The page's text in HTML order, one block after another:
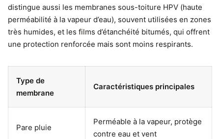
distingue aussi les membranes sous-toiture HPV (haute
perméabilité à la vapeur d’eau), souvent utilisées en zones
très humides, et les films d’étanchéité bitumés, qui offrent
une protection renforcée mais sont moins respirants.
Type de
membrane
Caractéristiques principales
Pare pluie
Perméable à la vapeur, protège
contre eau et vent